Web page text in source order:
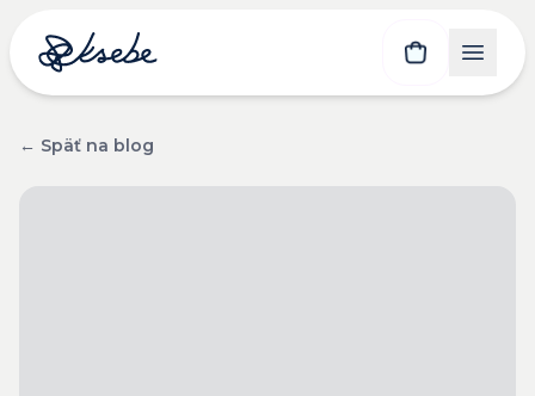
← Späť na blog